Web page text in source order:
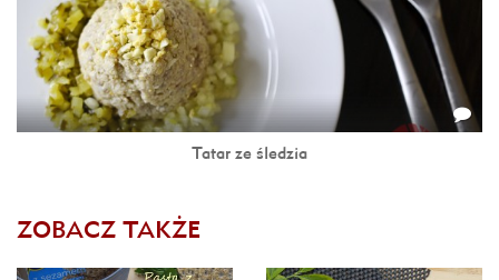
Tatar ze śledzia
ZOBACZ TAKŻE